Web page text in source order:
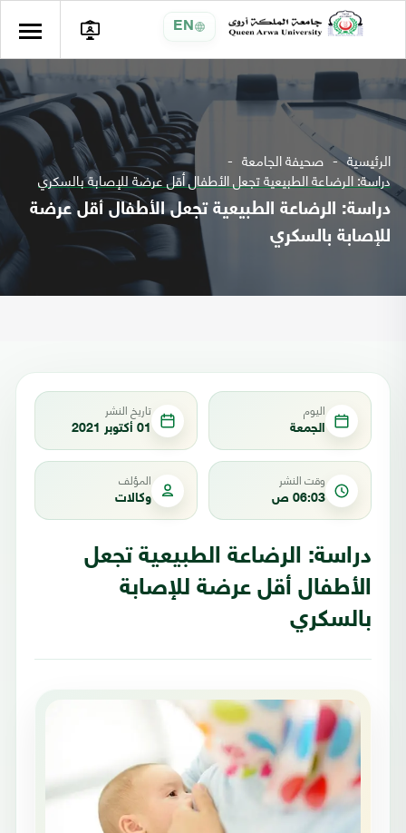
EN
الرئيسية صحيفة الجامعة
دراسة: الرضاعة الطبيعية تجعل الأطفال أقل عرضة للإصابة بالسكري
دراسة: الرضاعة الطبيعية تجعل الأطفال أقل عرضة
للإصابة بالسكري
اليوم
الجمعة
تاريخ النشر
01 أكتوبر 2021
وقت النشر
06:03 ص
المؤلف
وكالات
دراسة: الرضاعة الطبيعية تجعل
الأطفال أقل عرضة للإصابة
بالسكري